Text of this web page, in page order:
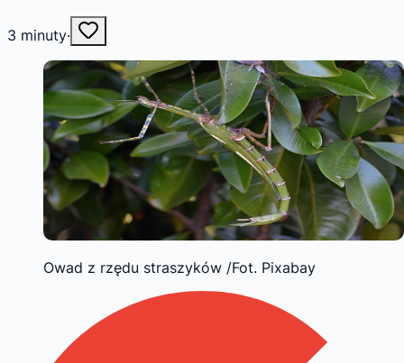
3 minuty·
Owad z rzędu straszyków /Fot. Pixabay